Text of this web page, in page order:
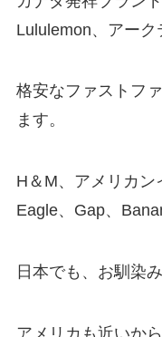
Lululemon、アーク
格安なファストフ
ます。
H＆M、アメリカ
Eagle、Gap、
日本でも、お馴染
アメリカも近いか